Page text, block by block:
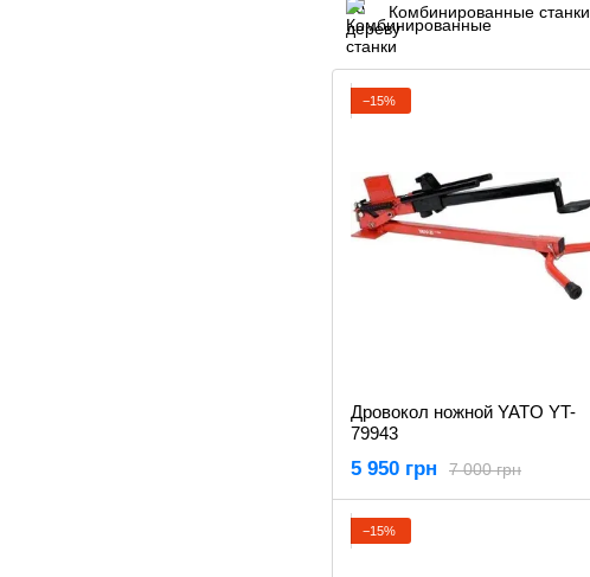
Комбинированные станки
−15%
Дровокол ножной YATO YT-
79943
7 000 грн
5 950 грн
−15%